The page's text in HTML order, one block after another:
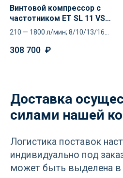
Винтовой компрессор с
частотником ET SL 11 VS
PM
210 — 1800 л/мин; 8/10/13/16
308 700 ₽
Нажимая кнопку «Отправить», вы
конфиденциальности
РАЗДЕЛЫ
Фильтры
Холодильники
конфиденциальности